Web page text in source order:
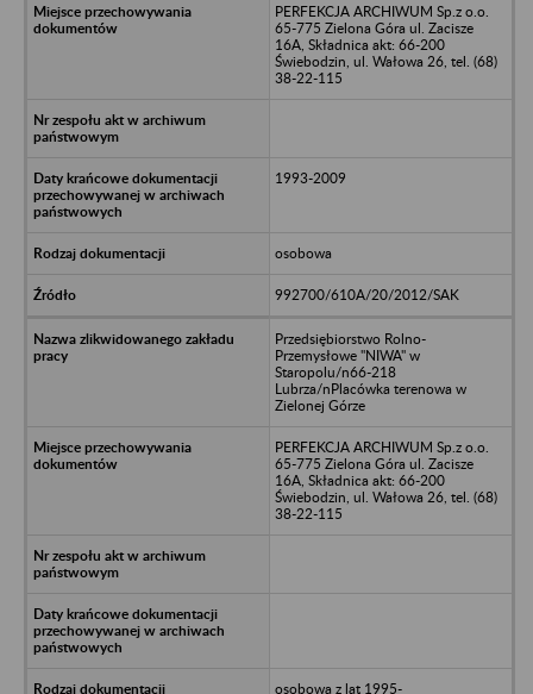
PERFEKCJA ARCHIWUM Sp.z o.o.
65-775 Zielona Góra ul. Zacisze
16A, Składnica akt: 66-200
Świebodzin, ul. Wałowa 26, tel. (68)
38-22-115
1993-2009
osobowa
992700/610A/20/2012/SAK
Przedsiębiorstwo Rolno-
Przemysłowe "NIWA" w
Staropolu/n66-218
Lubrza/nPlacówka terenowa w
Zielonej Górze
PERFEKCJA ARCHIWUM Sp.z o.o.
65-775 Zielona Góra ul. Zacisze
16A, Składnica akt: 66-200
Świebodzin, ul. Wałowa 26, tel. (68)
38-22-115
osobowa z lat 1995-